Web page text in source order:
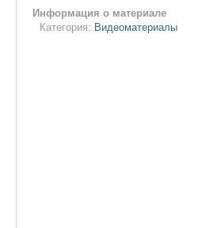
Информация о материале
Категория: Видеоматериалы